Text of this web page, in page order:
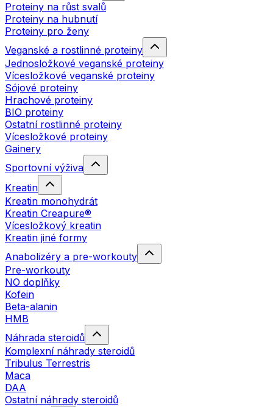
Proteiny na růst svalů
Proteiny na hubnutí
Proteiny pro ženy
Veganské a rostlinné proteiny
Jednosložkové veganské proteiny
Vícesložkové veganské proteiny
Sójové proteiny
Hrachové proteiny
BIO proteiny
Ostatní rostlinné proteiny
Vícesložkové proteiny
Gainery
Sportovní výživa
Kreatin
Kreatin monohydrát
Kreatin Creapure®
Vícesložkový kreatin
Kreatin jiné formy
Anabolizéry a pre-workouty
Pre-workouty
NO doplňky
Kofein
Beta-alanin
HMB
Náhrada steroidů
Komplexní náhrady steroidů
Tribulus Terrestris
Maca
DAA
Ostatní náhrady steroidů